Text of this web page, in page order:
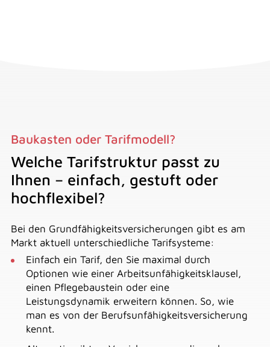
Baukasten oder Tarifmodell?
Welche Tarifstruktur passt zu
Ihnen – einfach, gestuft oder
hochflexibel?
Bei den Grundfähigkeitsversicherungen gibt es am
Markt aktuell unterschiedliche Tarifsysteme:
Einfach ein Tarif, den Sie maximal durch
Optionen wie einer Arbeitsunfähigkeitsklausel,
einen Pflegebaustein oder eine
Leistungsdynamik erweitern können. So, wie
man es von der Berufsunfähigkeitsversicherung
kennt.